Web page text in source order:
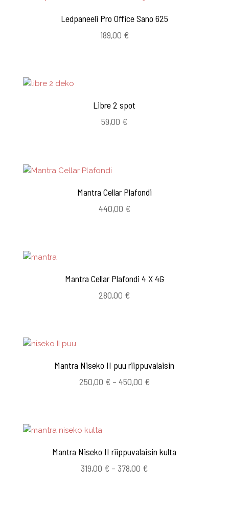
Ledpaneeli Pro Office Sano 625
189,00 €
Libre 2 spot
59,00 €
Mantra Cellar Plafondi
440,00 €
Mantra Cellar Plafondi 4 X 4G
280,00 €
Mantra Niseko II puu riippuvalaisin
250,00 € – 450,00 €Hintaluokka:
Mantra Niseko II riippuvalaisin kulta
319,00 € – 378,00 €Hintaluokka: